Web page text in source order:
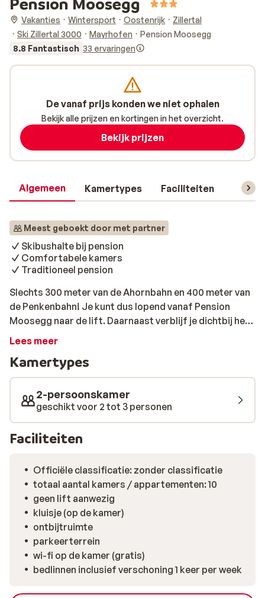
Vakanties Wintersport Oostenrijk
Zillertal
Ski Zillertal 3000
Mayrhofen
Pension Moosegg
8.8 Fantastisch 33 ervaringen
Algemeen Kamertypes Faciliteiten
Meest geboekt door met partner
Skibushalte bij pension
Comfortabele kamers
Traditioneel pension
Slechts 300 meter van de Ahornbahn en 400 meter van
de Penkenbahn! Je kunt dus lopend vanaf Pension
Moosegg naar de lift. Daarnaast verblijf je dichtbij het
centrum van Mayrhofen waar het altijd bruist van de
Lees meer
Kamertypes
2-persoonskamer
geschikt voor 2 tot 3 personen
Faciliteiten
Officiële classificatie: zonder classificatie
totaal aantal kamers / appartementen: 10
geen lift aanwezig
kluisje (op de kamer)
ontbijtruimte
parkeerterrein
wi-fi op de kamer (gratis)
bedlinnen inclusief verschoning 1 keer per week
De vanaf prijs konden we niet ophalen
Bekijk alle prijzen en kortingen in het overzicht.
Bekijk prijzen